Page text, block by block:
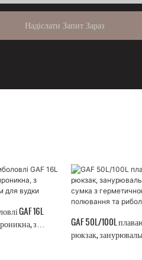
Надіслати Запит Зараз
GAF 16L
з
GAF 50L/100L
рюкзак,